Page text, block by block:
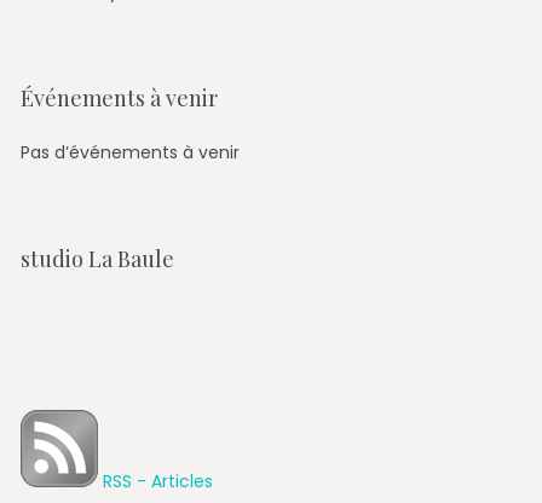
Événements à venir
Pas d’événements à venir
studio La Baule
RSS - Articles